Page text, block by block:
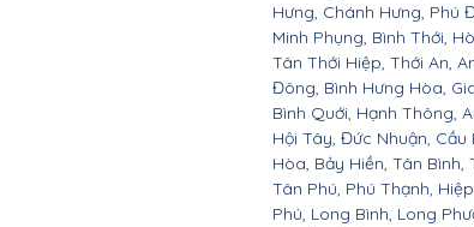
Hưng, Chánh Hưng, Phú
Minh Phụng, Bình Thới,
Tân Thới Hiệp, Thới An,
Đông, Bình Hưng Hòa,
Bình Quới, Hạnh Thông,
Hội Tây, Đức Nhuận, Cầu
Hòa, Bảy Hiền, Tân Bình,
Tân Phú, Phú Thạnh,
Phú, Long Bình, Long